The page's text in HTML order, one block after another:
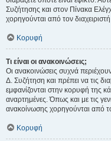
Συζήτησης και στον Πίνακα
χορηγούνται από τον
Κορυφή
Τι είναι οι ανακοινώσεις;
Οι ανακοινώσεις συχνά
Δ. Συζήτηση και πρέπει να τις
εμφανίζονται στην κορυφή της
αναρτημένες. Όπως και με τις
ανακοίνωσης χορηγούνται από
Κορυφή